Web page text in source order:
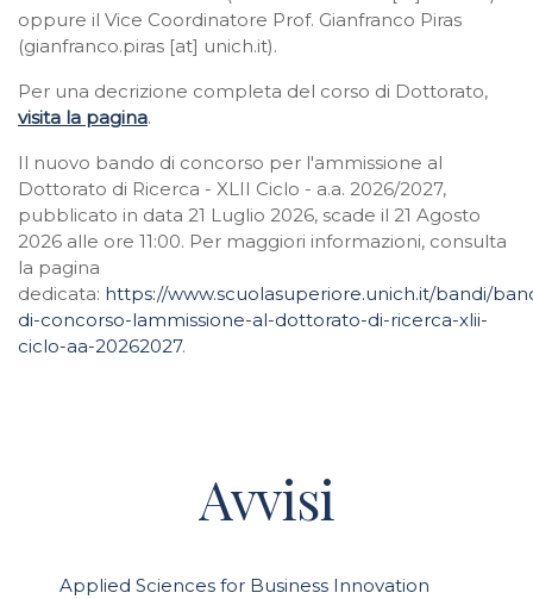
oppure il Vice Coordinatore Prof. Gianfranco Piras
(gianfranco.piras [at] unich.it).
Per una decrizione completa del corso di Dottorato,
visita la pagina.
Il nuovo bando di concorso per l'ammissione al
Dottorato di Ricerca - XLII Ciclo - a.a. 2026/2027,
pubblicato in data 21 Luglio 2026, scade il 21 Agosto
2026 alle ore 11:00. Per maggiori informazioni, consulta
la pagina
dedicata: https://www.scuolasuperiore.unich.it/bandi/
di-concorso-lammissione-al-dottorato-di-ricerca-xlii-
ciclo-aa-20262027.
Avvisi
Applied Sciences for Business Innovation